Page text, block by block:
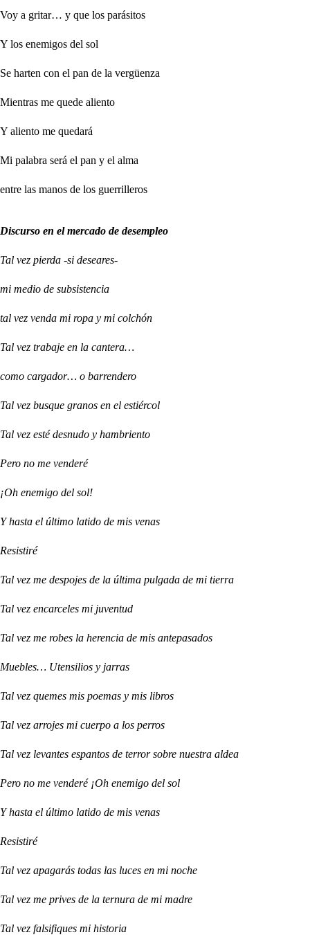
Voy a gritar… y que los parásitos
Y los enemigos del sol
Se harten con el pan de la vergüenza
Mientras me quede aliento
Y aliento me quedará
Mi palabra será el pan y el alma
entre las manos de los guerrilleros
Discurso en el mercado de desempleo
Tal vez pierda -si deseares-
mi medio de subsistencia
tal vez venda mi ropa y mi colchón
Tal vez trabaje en la cantera…
como cargador… o barrendero
Tal vez busque granos en el estiércol
Tal vez esté desnudo y hambriento
Pero no me venderé
¡Oh enemigo del sol!
Y hasta el último latido de mis venas
Resistiré
Tal vez me despojes de la última pulgada de mi tierra
Tal vez encarceles mi juventud
Tal vez me robes la herencia de mis antepasados
Muebles… Utensilios y jarras
Tal vez quemes mis poemas y mis libros
Tal vez arrojes mi cuerpo a los perros
Tal vez levantes espantos de terror sobre nuestra aldea
Pero no me venderé ¡Oh enemigo del sol
Y hasta el último latido de mis venas
Resistiré
Tal vez apagarás todas las luces en mi noche
Tal vez me prives de la ternura de mi madre
Tal vez falsifiques mi historia